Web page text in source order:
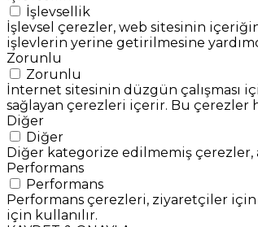
İşlevsellik
İşlevsel çerezler, web sitesinin
işlevlerin yerine getirilmesine
Zorunlu
Zorunlu
İnternet sitesinin düzgün çalışması
sağlayan çerezleri içerir. Bu çerezler
Diğer
Diğer
Diğer kategorize edilmemiş çerezler,
Performans
Performans
Performans çerezleri, ziyaretçiler
için kullanılır.